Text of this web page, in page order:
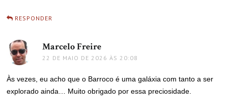
RESPONDER
Marcelo Freire
22 DE MAIO DE 2026 ÀS 20:08
Às vezes, eu acho que o Barroco é uma galáxia com tanto a ser
explorado ainda… Muito obrigado por essa preciosidade.